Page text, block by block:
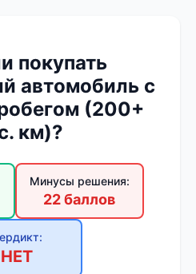
покупать
автомобиль с
(200+
км)?
Минусы решения:
22 баллов
НЕТ